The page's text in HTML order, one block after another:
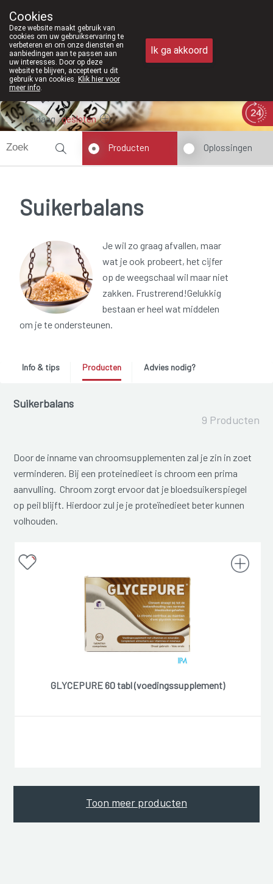
011/610300
Vandaag gesloten
Producten Oplossingen
Suikerbalans
Je wil zo graag afvallen, maar
wat je ook probeert, het cijfer
op de weegschaal wil maar niet
zakken. Frustrerend!Gelukkig
bestaan er heel wat middelen
om je te ondersteunen.
Info & tips Producten Advies nodig?
Suikerbalans
9 Producten
Door de inname van chroomsupplementen zal je zin in zoet
verminderen. Bij een proteinedieet is chroom een prima
aanvulling. Chroom zorgt ervoor dat je bloedsuikerspiegel
op peil blijft. Hierdoor zul je je proteïnedieet beter kunnen
volhouden.
GLYCEPURE 60 tabl (voedingssupplement)
Toon meer producten
Cookies
Deze website maakt gebruik van
cookies om uw gebruikservaring te
verbeteren en om onze diensten en
aanbiedingen aan te passen aan
uw interesses. Door op deze
website te blijven, accepteert u dit
gebruik van cookies. Klik hier voor
meer info.
Ik ga akkoord